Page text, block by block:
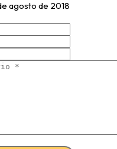
agosto de 2018